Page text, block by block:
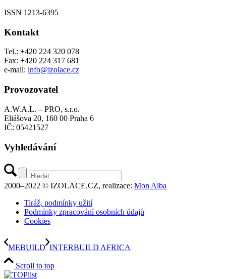
ISSN 1213-6395
Kontakt
Tel.: +420 224 320 078
Fax: +420 224 317 681
e-mail: info@izolace.cz
Provozovatel
A.W.A.L. – PRO, s.r.o.
Eliášova 20, 160 00 Praha 6
IČ: 05421527
Vyhledávání
2000–2022 © IZOLACE.CZ, realizace: Mon Alba
Tiráž, podmínky užití
Podmínky zpracování osobních údajů
Cookies
MEBUILD INTERBUILD AFRICA
Scroll to top